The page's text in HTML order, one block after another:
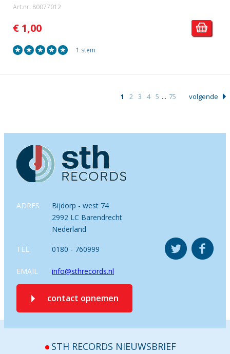
Art.nr. 80077012
€ 1,00
1 stem
1 2 3 4 5 ... 75 volgende
ADRES
Bijdorp - west 74
2992 LC Barendrecht
Nederland
TEL. 0180 - 760999
EMAIL info@sthrecords.nl
contact opnemen
STH RECORDS NIEUWSBRIEF